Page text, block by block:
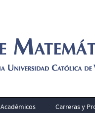
Académicos Carreras y